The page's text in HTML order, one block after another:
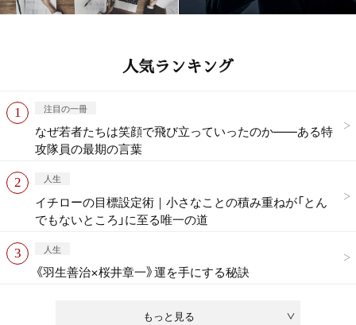
人気ランキング
もっと見る
注目の一冊
なぜ若者たちは笑顔で飛び立っていったのか——ある特
攻隊員の最期の言葉
人生
イチローの目標設定術｜小さなことの積み重ねが「とん
でもないところ」に至る唯一の道
人生
《羽生善治×桜井章一》運を手にする秘訣